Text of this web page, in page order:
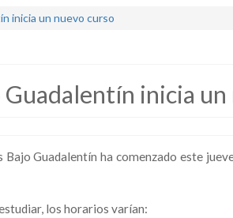
inicia un nuevo curso
inicia
Guadalentín ha comenzado este
los horarios varían: